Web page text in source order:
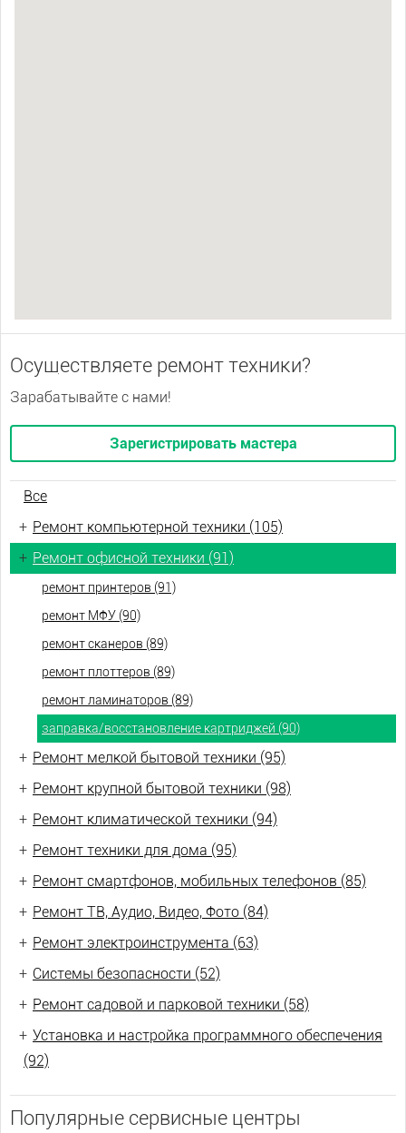
Осуществляете ремонт техники?
Зарабатывайте с нами!
Зарегистрировать мастера
Все
+ Ремонт компьютерной техники (105)
+ Ремонт офисной техники (91)
ремонт принтеров (91)
ремонт МФУ (90)
ремонт сканеров (89)
ремонт плоттеров (89)
ремонт ламинаторов (89)
заправка/восстановление картриджей (90)
+ Ремонт мелкой бытовой техники (95)
+ Ремонт крупной бытовой техники (98)
+ Ремонт климатической техники (94)
+ Ремонт техники для дома (95)
+ Ремонт смартфонов, мобильных телефонов (85)
+ Ремонт ТВ, Аудио, Видео, Фото (84)
+ Ремонт электроинструмента (63)
+ Системы безопасности (52)
+ Ремонт садовой и парковой техники (58)
+ Установка и настройка программного обеспечения
(92)
Популярные сервисные центры